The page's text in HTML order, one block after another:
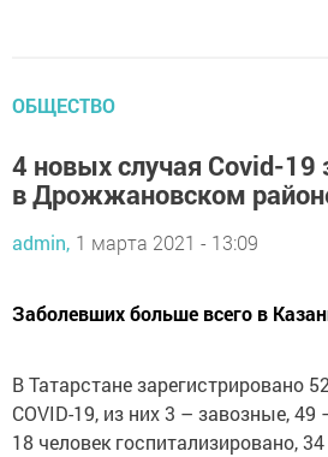
ОБЩЕСТВО
4 новых случая Covid-19
в Дрожжановском
admin, 1 марта 2021 - 13:09
Заболевших больше всего в
В Татарстане зарегистрировано
COVID-19, из них 3 – завозные,
18 человек госпитализировано,